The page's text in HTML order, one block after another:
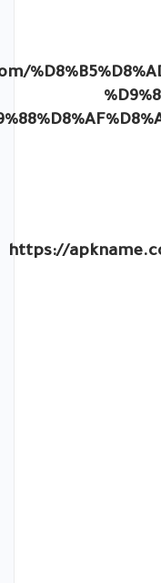
https://